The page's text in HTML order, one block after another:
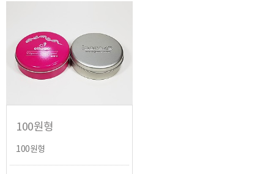
100원형
100원형